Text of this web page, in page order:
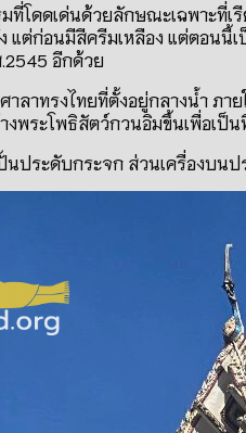
โดดเด่นด้วยลักษณะเฉพาะที่เ
แต่ก่อนมีสีครีมเหลือง แต่ตอนนี้
อีกด้วย
าลาทรงไทยที่ตั้งอยู่กลางน้ำ ภ
งพระโพธิสัตว์กวนอิมขึ้นเพื่อเป็
ประดับกระจก ส่วนเครื่องบน